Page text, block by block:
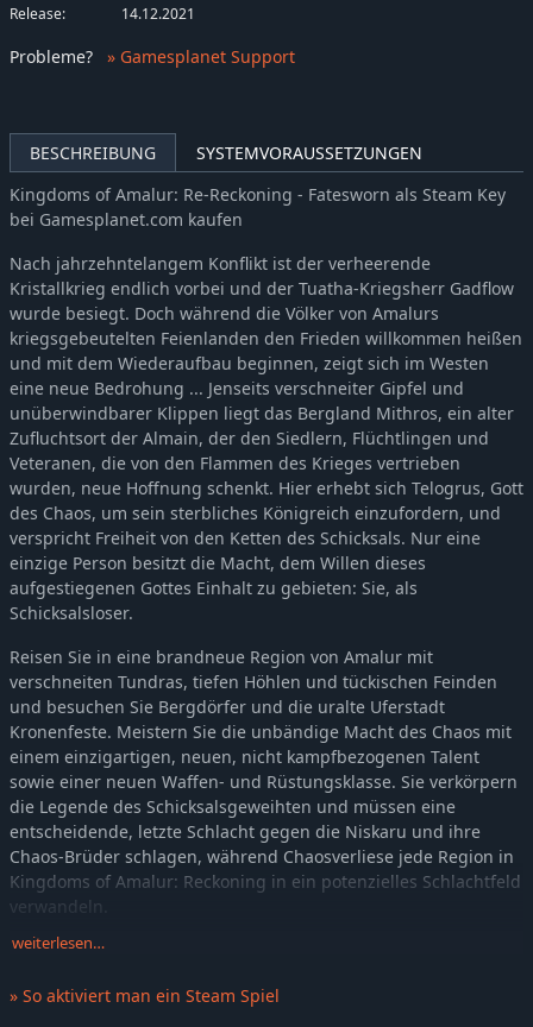
BESCHREIBUNG
SYSTEMVORAUSSETZUNGEN
Kingdoms of Amalur: Re-Reckoning - Fatesworn als Steam Key
bei Gamesplanet.com kaufen
Nach jahrzehntelangem Konflikt ist der verheerende
Kristallkrieg endlich vorbei und der Tuatha-Kriegsherr Gadflow
wurde besiegt. Doch während die Völker von Amalurs
kriegsgebeutelten Feienlanden den Frieden willkommen heißen
und mit dem Wiederaufbau beginnen, zeigt sich im Westen
eine neue Bedrohung ... Jenseits verschneiter Gipfel und
unüberwindbarer Klippen liegt das Bergland Mithros, ein alter
Zufluchtsort der Almain, der den Siedlern, Flüchtlingen und
Veteranen, die von den Flammen des Krieges vertrieben
wurden, neue Hoffnung schenkt. Hier erhebt sich Telogrus, Gott
des Chaos, um sein sterbliches Königreich einzufordern, und
verspricht Freiheit von den Ketten des Schicksals. Nur eine
einzige Person besitzt die Macht, dem Willen dieses
aufgestiegenen Gottes Einhalt zu gebieten: Sie, als
Schicksalsloser.
Reisen Sie in eine brandneue Region von Amalur mit
verschneiten Tundras, tiefen Höhlen und tückischen Feinden
und besuchen Sie Bergdörfer und die uralte Uferstadt
Kronenfeste. Meistern Sie die unbändige Macht des Chaos mit
einem einzigartigen, neuen, nicht kampfbezogenen Talent
sowie einer neuen Waffen- und Rüstungsklasse. Sie verkörpern
die Legende des Schicksalsgeweihten und müssen eine
entscheidende, letzte Schlacht gegen die Niskaru und ihre
Chaos-Brüder schlagen, während Chaosverliese jede Region in
Kingdoms of Amalur: Reckoning in ein potenzielles Schlachtfeld
verwandeln.
Features
Angesiedelt in einer komplett neuen Region namens Mithros
weiterlesen…
» So aktiviert man ein Steam Spiel
Release:
14.12.2021
Probleme? » Gamesplanet Support